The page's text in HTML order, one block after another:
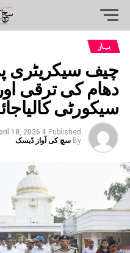
بہار
چیف سیکریٹری
دھام کی ترقی
سیکورٹی
Published
4 months ago
18, 2026
By سچ کی آواز ڈیسک